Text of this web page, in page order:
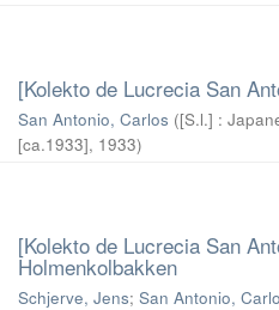
[Kolekto de Lucrecia San
San Antonio, Carlos ([S.l.] :
[ca.1933], 1933)
[Kolekto de Lucrecia San
Holmenkolbakken
Schjerve, Jens; San Antonio,